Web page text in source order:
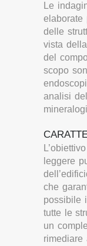
Le
elaborate
delle
vista
del
scopo
analisi
leggere
che
possibile
tutte le
un
rimediare